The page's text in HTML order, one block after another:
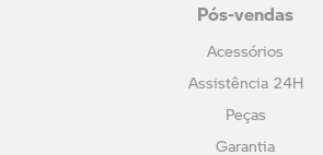
Pós-vendas
Acessórios
Assistência 24H
Peças
Garantia